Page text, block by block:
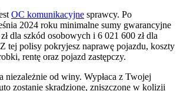
OC komunikacyjne sprawcy. Po
2024 roku minimalne sumy gwarancyjne
dla szkód osobowych i 6 021 600 zł dla
tej polisy pokryjesz naprawę pojazdu, koszty
rentę oraz pojazd zastępczy.
niezależnie od winy. Wypłaca z Twojej
zostanie skradzione, zniszczone w kolizji